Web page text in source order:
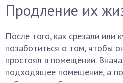
Продление их
После того, как срезали или
позаботиться о том, чтобы
простоял в помещении.
подходящее помещение, а